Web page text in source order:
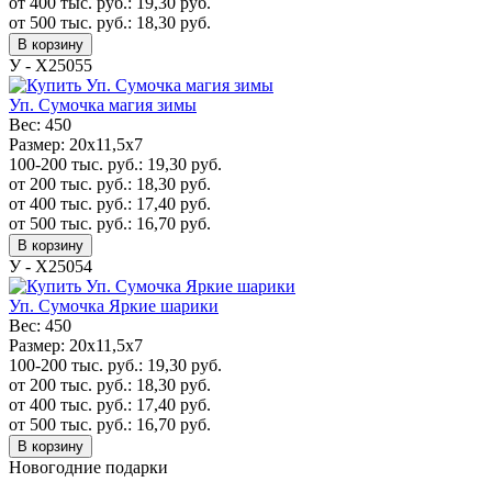
от 500 тыс. руб.: 18,30 руб.
В корзину
У - Х25055
Уп. Сумочка магия зимы
Вес: 450
Размер: 20x11,5x7
100-200 тыс. руб.: 19,30 руб.
от 200 тыс. руб.: 18,30 руб.
от 400 тыс. руб.: 17,40 руб.
от 500 тыс. руб.: 16,70 руб.
В корзину
У - Х25054
Уп. Сумочка Яркие шарики
Вес: 450
Размер: 20x11,5x7
100-200 тыс. руб.: 19,30 руб.
от 200 тыс. руб.: 18,30 руб.
от 400 тыс. руб.: 17,40 руб.
от 500 тыс. руб.: 16,70 руб.
В корзину
Новогодние подарки